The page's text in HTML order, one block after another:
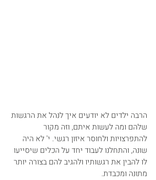
הרבה ילדים לא יודעים איך לנהל את הרגשות
שלהם ומה לעשות איתם, וזה מקור
להתפרצויות ולחוסר איזון רגשי. י' לא היה
שונה, והתחלנו לעבוד יחד על הכלים שיסייעו
לו להבין את רגשותיו ולהגיב להם בצורה יותר
מתונה ומכבדת.